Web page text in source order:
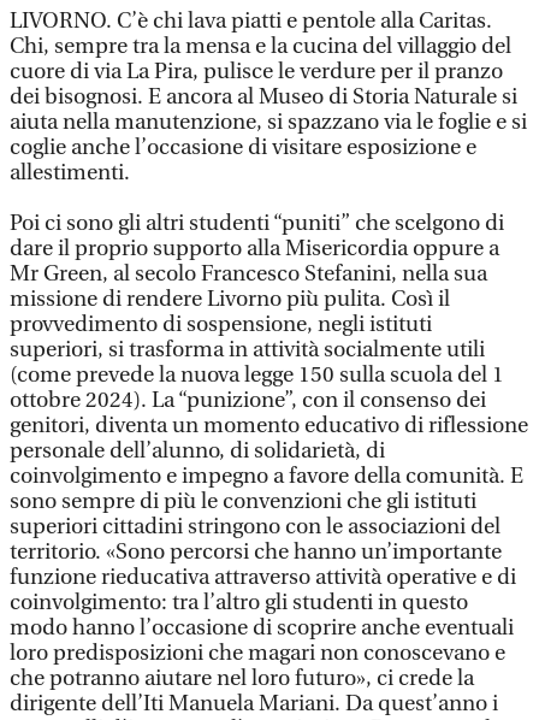
LIVORNO. C’è chi lava piatti e pentole alla Caritas.
Chi, sempre tra la mensa e la cucina del villaggio del
cuore di via La Pira, pulisce le verdure per il pranzo
dei bisognosi. E ancora al Museo di Storia Naturale si
aiuta nella manutenzione, si spazzano via le foglie e si
coglie anche l’occasione di visitare esposizione e
allestimenti.
Poi ci sono gli altri studenti “puniti” che scelgono di
dare il proprio supporto alla Misericordia oppure a
Mr Green, al secolo Francesco Stefanini, nella sua
missione di rendere Livorno più pulita. Così il
provvedimento di sospensione, negli istituti
superiori, si trasforma in attività socialmente utili
(come prevede la nuova legge 150 sulla scuola del 1
ottobre 2024). La “punizione”, con il consenso dei
genitori, diventa un momento educativo di riflessione
personale dell’alunno, di solidarietà, di
coinvolgimento e impegno a favore della comunità. E
sono sempre di più le convenzioni che gli istituti
superiori cittadini stringono con le associazioni del
territorio. «Sono percorsi che hanno un’importante
funzione rieducativa attraverso attività operative e di
coinvolgimento: tra l’altro gli studenti in questo
modo hanno l’occasione di scoprire anche eventuali
loro predisposizioni che magari non conoscevano e
che potranno aiutare nel loro futuro», ci crede la
dirigente dell’Iti Manuela Mariani. Da quest’anno i